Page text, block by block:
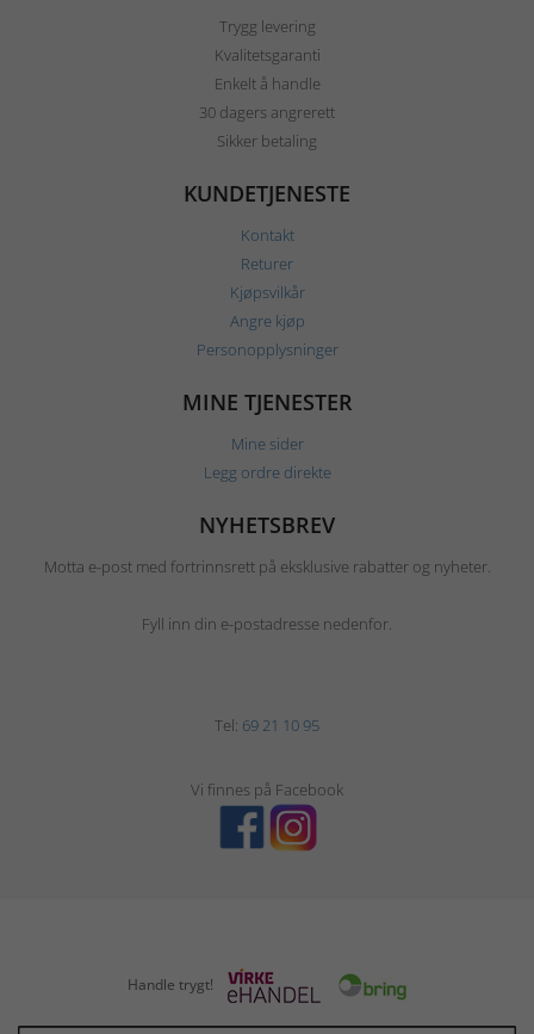
Trygg levering
Kvalitetsgaranti
Enkelt å handle
30 dagers angrerett
Sikker betaling
KUNDETJENESTE
Kontakt
Returer
Kjøpsvilkår
Angre kjøp
Personopplysninger
MINE TJENESTER
Mine sider
Legg ordre direkte
NYHETSBREV
Motta e-post med fortrinnsrett på eksklusive rabatter og nyheter.
Fyll inn din e-postadresse nedenfor.
Tel: 69 21 10 95
Vi finnes på Facebook
Handle trygt!